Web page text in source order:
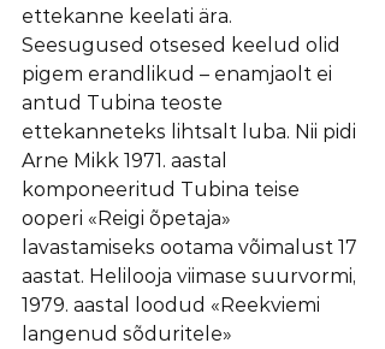
ettekanne keelati ära.
Seesugused otsesed keelud olid
pigem erandlikud – enamjaolt ei
antud Tubina teoste
ettekanneteks lihtsalt luba. Nii pidi
Arne Mikk 1971. aastal
komponeeritud Tubina teise
ooperi «Reigi õpetaja»
lavastamiseks ootama võimalust 17
aastat. Helilooja viimase suurvormi,
1979. aastal loodud «Reekviemi
langenud sõduritele»